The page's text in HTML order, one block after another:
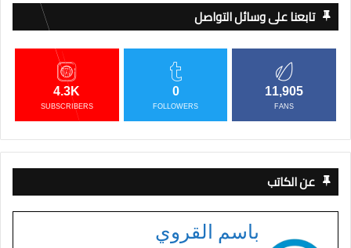
تابعنا على وسائل التواصل
11,905
FANS
0
FOLLOWERS
4.3K
SUBSCRIBERS
عن الكاتب
باسم القروي